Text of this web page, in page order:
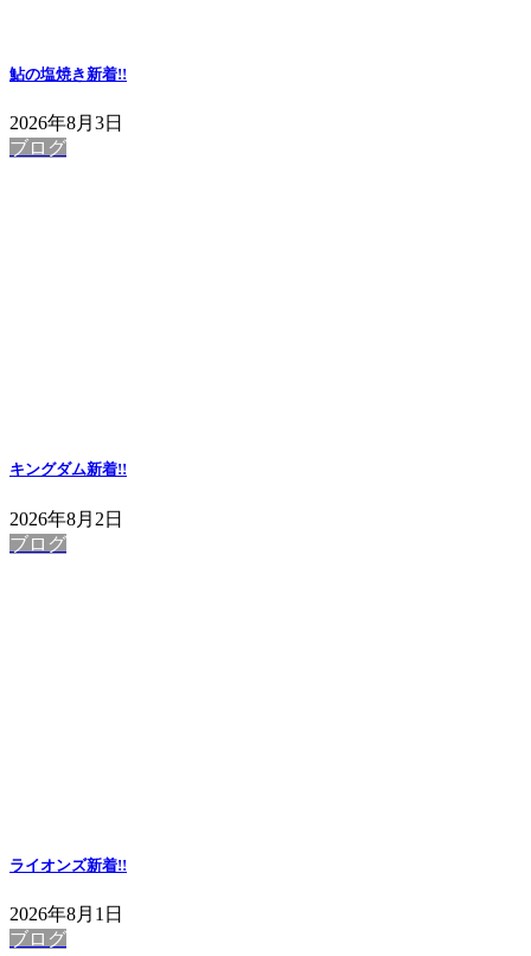
鮎の塩焼き新着!!
2026年8月3日
ブログ
キングダム新着!!
2026年8月2日
ブログ
ライオンズ新着!!
2026年8月1日
ブログ